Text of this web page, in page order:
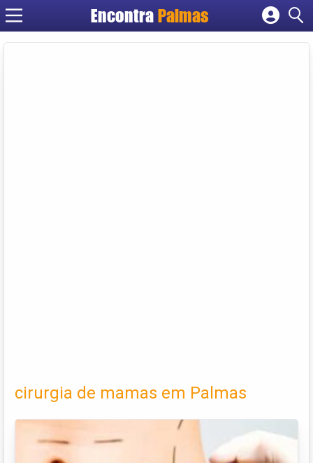
Encontra Palmas
Cadastrar empresa
cirurgia de mamas em Palmas